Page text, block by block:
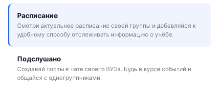
Расписание
Смотри актуальное расписание своей группы и добавляйся к
удобному способу отслеживать информацию о учёбе.
Подслушано
Создавай посты в чате своего ВУЗа. Будь в курсе событий и
общайся с одногруппниками.